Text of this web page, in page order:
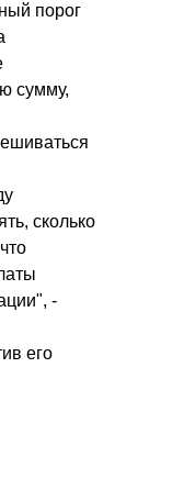
порог
сумму,
сколько
-
его